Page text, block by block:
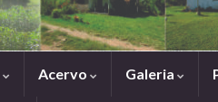
Acervo Galeria